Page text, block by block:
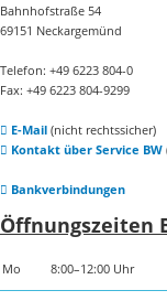
Bahnhofstraße 54
69151 Neckargemünd
Telefon: +49 6223 804-0
Fax: +49 6223 804-9299
E-Mail(nicht rechtssicher)
Kontakt über Service BW
Bankverbindungen
Öffnungszeiten
Mo 8:00–12:00 Uhr